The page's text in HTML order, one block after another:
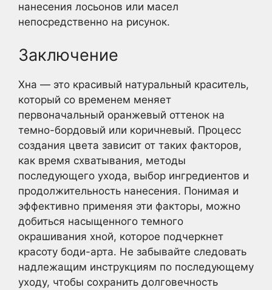
нанесения лосьонов или масел
непосредственно на рисунок.
Заключение
Хна — это красивый натуральный краситель,
который со временем меняет
первоначальный оранжевый оттенок на
темно-бордовый или коричневый. Процесс
создания цвета зависит от таких факторов,
как время схватывания, методы
последующего ухода, выбор ингредиентов и
продолжительность нанесения. Понимая и
эффективно применяя эти факторы, можно
добиться насыщенного темного
окрашивания хной, которое подчеркнет
красоту боди-арта. Не забывайте следовать
надлежащим инструкциям по последующему
уходу, чтобы сохранить долговечность